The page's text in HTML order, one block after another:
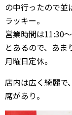
の中行ったので並
ラッキー。
営業時間は11:30
とあるので、あま
月曜日定休。
店内は広く綺麗で
席があり。